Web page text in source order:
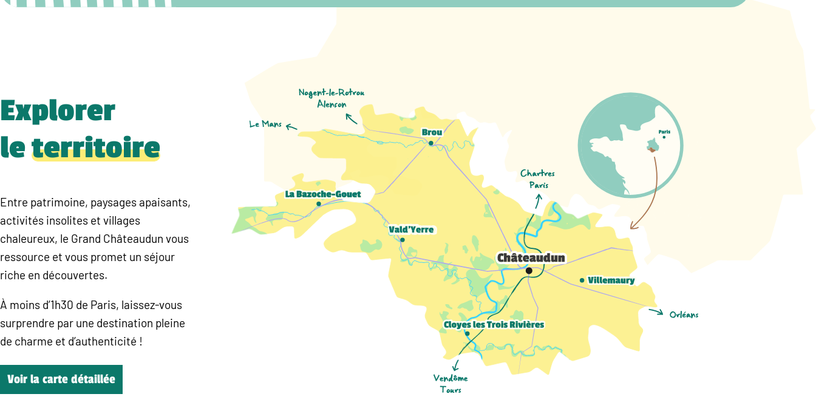
Explorer
leterritoire
Entre patrimoine, paysages apaisants,
activités insolites et villages
chaleureux, le Grand Châteaudun vous
ressource et vous promet un séjour
riche en découvertes.
À moins d’1h30 de Paris, laissez-vous
surprendre par une destination pleine
de charme et d’authenticité !
Voir la carte détaillée